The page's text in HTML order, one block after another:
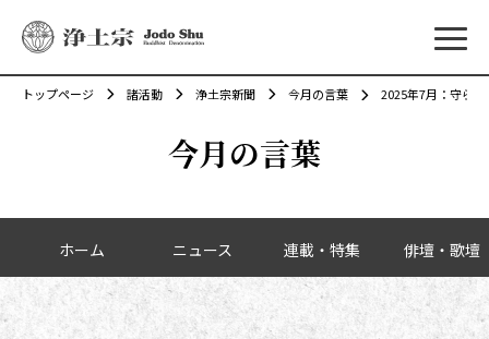
メ
今月の言葉
トップページ 諸活動 浄土宗新聞 今月の言葉 2025年7月：守ら
カテゴリーナビゲーション
ホーム ニュース 連載・特集 俳壇・歌壇